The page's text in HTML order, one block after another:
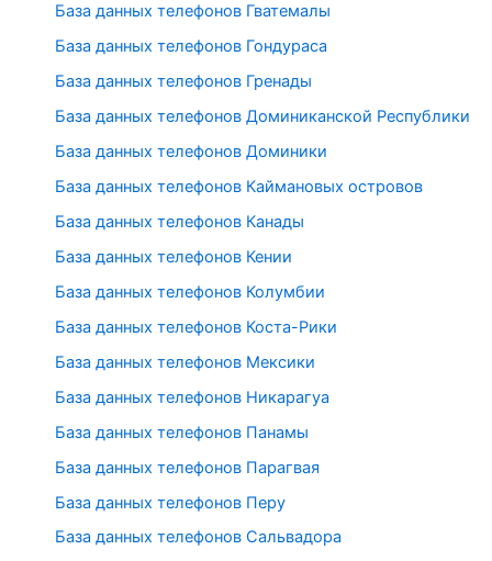
База данных телефонов Гватемалы
База данных телефонов Гондураса
База данных телефонов Гренады
База данных телефонов Доминиканской Республики
База данных телефонов Доминики
База данных телефонов Каймановых островов
База данных телефонов Канады
База данных телефонов Кении
База данных телефонов Колумбии
База данных телефонов Коста-Рики
База данных телефонов Мексики
База данных телефонов Никарагуа
База данных телефонов Панамы
База данных телефонов Парагвая
База данных телефонов Перу
База данных телефонов Сальвадора